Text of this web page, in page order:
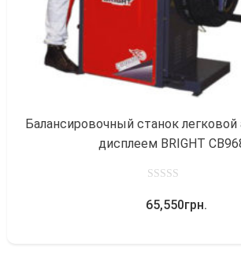
Балансировочный станок легковой
дисплеем BRIGHT
out
65,550грн.